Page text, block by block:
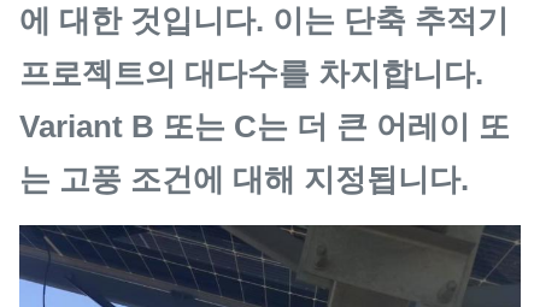
에 대한 것입니다. 이는 단축 추적기
프로젝트의 대다수를 차지합니다.
Variant B 또는 C는 더 큰 어레이 또
는 고풍 조건에 대해 지정됩니다.